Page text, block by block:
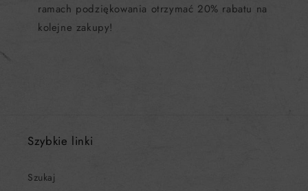
ramach podziękowania otrzymać 20% rabatu na
kolejne zakupy!
Szybkie linki
Szukaj